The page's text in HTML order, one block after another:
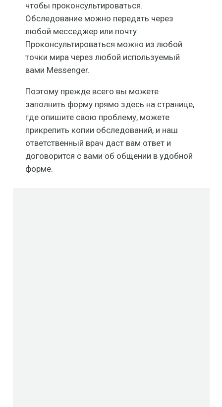
чтобы проконсультироваться.
Обследование можно передать через
любой месседжер или почту.
Проконсультироваться можно из любой
точки мира через любой используемый
вами Messenger.
Поэтому прежде всего вы можете
заполнить форму прямо здесь на странице,
где опишите свою проблему, можете
прикрепить копии обследований, и наш
ответственный врач даст вам ответ и
договорится с вами об общении в удобной
форме.